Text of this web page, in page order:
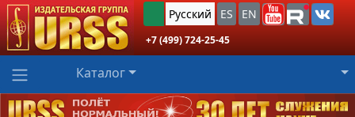
Русский ES EN
+7 (499) 724-25-45
Каталог